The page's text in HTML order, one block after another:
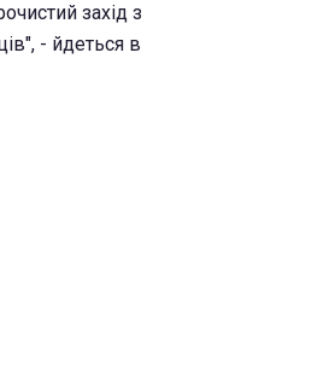
захід з
- йдеться в